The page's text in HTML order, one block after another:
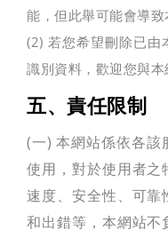
能，但此舉可能會導致
(2) 若您希望刪除已由
識別資料，歡迎您與本
五、責任限制
(一) 本網站係依各該
使用，對於使用者
速度、安全性、可
和出錯等，本網站